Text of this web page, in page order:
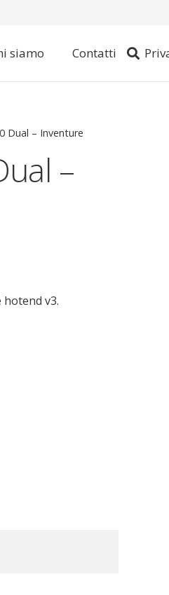
siamo Contatti
Dual – Inventure
–
v3.